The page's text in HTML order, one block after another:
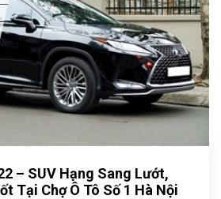
– SUV Hạng Sang Lướt,
Tại Chợ Ô Tô Số 1 Hà Nội